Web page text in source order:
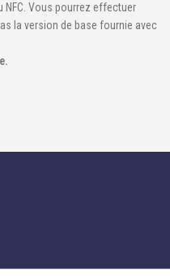
NFC. Vous pourrez effectuer
la version de base fournie avec